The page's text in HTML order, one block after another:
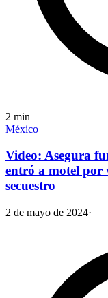
2 min
México
Video: Asegura
entró a motel por
secuestro
2 de mayo de 2024·